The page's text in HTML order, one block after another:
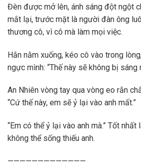
Đèn được mở lên, ánh sáng đột ngột
mắt lại, trước mặt là người đàn ông
thương cô, vì cô mà làm mọi việc.
Hắn nằm xuống, kéo cô vào trong
ngực mình: “Thế này sẽ không bị sáng
An Nhiên vòng tay qua vòng eo rắn
“Cứ thế này, em sẽ ỷ lại vào anh mất.”
“Em có thể ỷ lại vào anh mà.” Tốt
không thể sống thiếu anh.
—————————————